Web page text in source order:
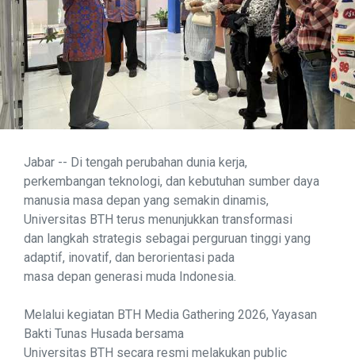
Jabar -- Di tengah perubahan dunia kerja,
perkembangan teknologi, dan kebutuhan sumber daya
manusia masa depan yang semakin dinamis,
Universitas BTH terus menunjukkan transformasi
dan langkah strategis sebagai perguruan tinggi yang
adaptif, inovatif, dan berorientasi pada
masa depan generasi muda Indonesia.
Melalui kegiatan BTH Media Gathering 2026, Yayasan
Bakti Tunas Husada bersama
Universitas BTH secara resmi melakukan public